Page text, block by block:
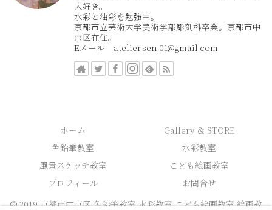
大好き。
水彩と油彩を勉強中。
京都市立芸術大学美術学部彫刻科卒業。京都市中
京区在住。
Eメール atelier.sen.01@gmail.com
ホーム
Gallery & STORE
色鉛筆教室
水彩教室
風景スケッチ教室
こども絵画教室
プロフィール
お問合せ
© 2019 京都市中京区 色鉛筆教室 水彩教室 こども絵画教室 絵画教